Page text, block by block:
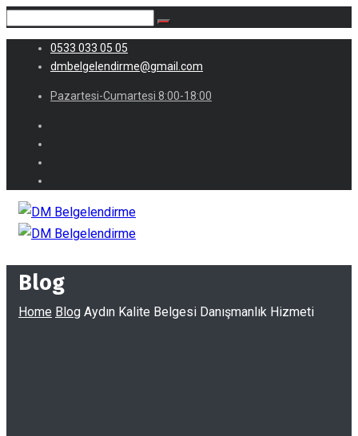
0533 033 05 05
dmbelgelendirme@gmail.com
Pazartesi-Cumartesi 8:00-18:00
Blog
Home Blog Aydın Kalite Belgesi Danışmanlık Hizmeti